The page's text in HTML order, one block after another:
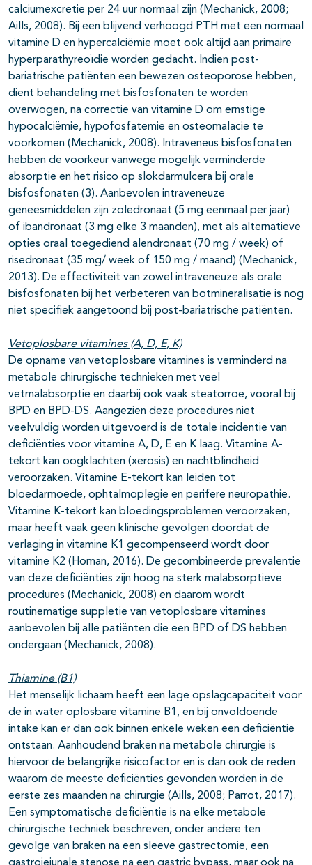
calciumexcretie per 24 uur normaal zijn (Mechanick, 2008;
Aills, 2008). Bij een blijvend verhoogd PTH met een normaal
vitamine D en hypercalciëmie moet ook altijd aan primaire
hyperparathyreoïdie worden gedacht. Indien post-
bariatrische patiënten een bewezen osteoporose hebben,
dient behandeling met bisfosfonaten te worden
overwogen, na correctie van vitamine D om ernstige
hypocalciëmie, hypofosfatemie en osteomalacie te
voorkomen (Mechanick, 2008). Intraveneus bisfosfonaten
hebben de voorkeur vanwege mogelijk verminderde
absorptie en het risico op slokdarmulcera bij orale
bisfosfonaten (3). Aanbevolen intraveneuze
geneesmiddelen zijn zoledronaat (5 mg eenmaal per jaar)
of ibandronaat (3 mg elke 3 maanden), met als alternatieve
opties oraal toegediend alendronaat (70 mg / week) of
risedronaat (35 mg/ week of 150 mg / maand) (Mechanick,
2013). De effectiviteit van zowel intraveneuze als orale
bisfosfonaten bij het verbeteren van botmineralisatie is nog
niet specifiek aangetoond bij post-bariatrische patiënten.
Vetoplosbare vitamines (A, D, E, K)
De opname van vetoplosbare vitamines is verminderd na
metabole chirurgische technieken met veel
vetmalabsorptie en daarbij ook vaak steatorroe, vooral bij
BPD en BPD-DS. Aangezien deze procedures niet
veelvuldig worden uitgevoerd is de totale incidentie van
deficiënties voor vitamine A, D, E en K laag. Vitamine A-
tekort kan oogklachten (xerosis) en nachtblindheid
veroorzaken. Vitamine E-tekort kan leiden tot
bloedarmoede, ophtalmoplegie en perifere neuropathie.
Vitamine K-tekort kan bloedingsproblemen veroorzaken,
maar heeft vaak geen klinische gevolgen doordat de
verlaging in vitamine K1 gecompenseerd wordt door
vitamine K2 (Homan, 2016). De gecombineerde prevalentie
van deze deficiënties zijn hoog na sterk malabsorptieve
procedures (Mechanick, 2008) en daarom wordt
routinematige suppletie van vetoplosbare vitamines
aanbevolen bij alle patiënten die een BPD of DS hebben
ondergaan (Mechanick, 2008).
Thiamine (B1)
Het menselijk lichaam heeft een lage opslagcapaciteit voor
de in water oplosbare vitamine B1, en bij onvoldoende
intake kan er dan ook binnen enkele weken een deficiëntie
ontstaan. Aanhoudend braken na metabole chirurgie is
hiervoor de belangrijke risicofactor en is dan ook de reden
waarom de meeste deficiënties gevonden worden in de
eerste zes maanden na chirurgie (Aills, 2008; Parrot, 2017).
Een symptomatische deficiëntie is na elke metabole
chirurgische techniek beschreven, onder andere ten
gevolge van braken na een sleeve gastrectomie, een